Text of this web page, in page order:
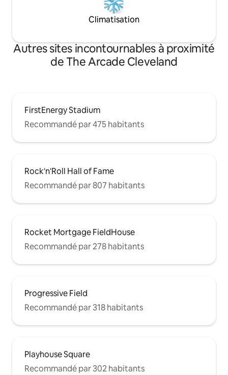
Climatisation
Autres sites incontournables à proximité
de The Arcade Cleveland
FirstEnergy Stadium
Recommandé par 475 habitants
Rock'n'Roll Hall of Fame
Recommandé par 807 habitants
Rocket Mortgage FieldHouse
Recommandé par 278 habitants
Progressive Field
Recommandé par 318 habitants
Playhouse Square
Recommandé par 302 habitants